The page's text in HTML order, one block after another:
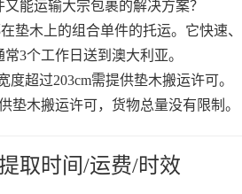
能运输大宗包裹的解决方案？
垫木上的组合单件的托运。它快速
3个工作日送到澳大利亚。
超过203cm需提供垫木搬运许可。
垫木搬运许可，货物总量没有限制。
取时间/运费/时效